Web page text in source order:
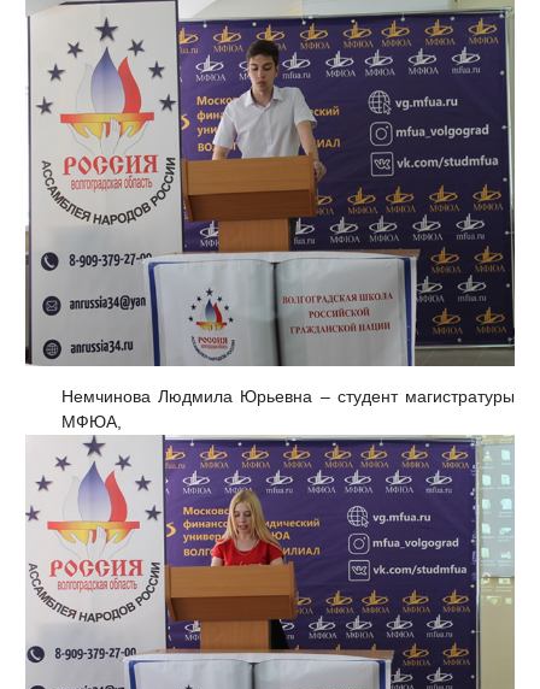
Немчинова Людмила Юрьевна – студент магистратуры
МФЮА,